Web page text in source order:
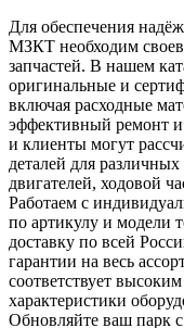
Для обеспечения
МЗКТ необходим
запчастей. В нашем
оригинальные и
включая расходные
эффективный ремонт
и клиенты могут
деталей для
двигателей, ходовой
Работаем с
по артикулу и модели
доставку по всей
гарантии на весь
соответствует
характеристики
Обновляйте ваш парк